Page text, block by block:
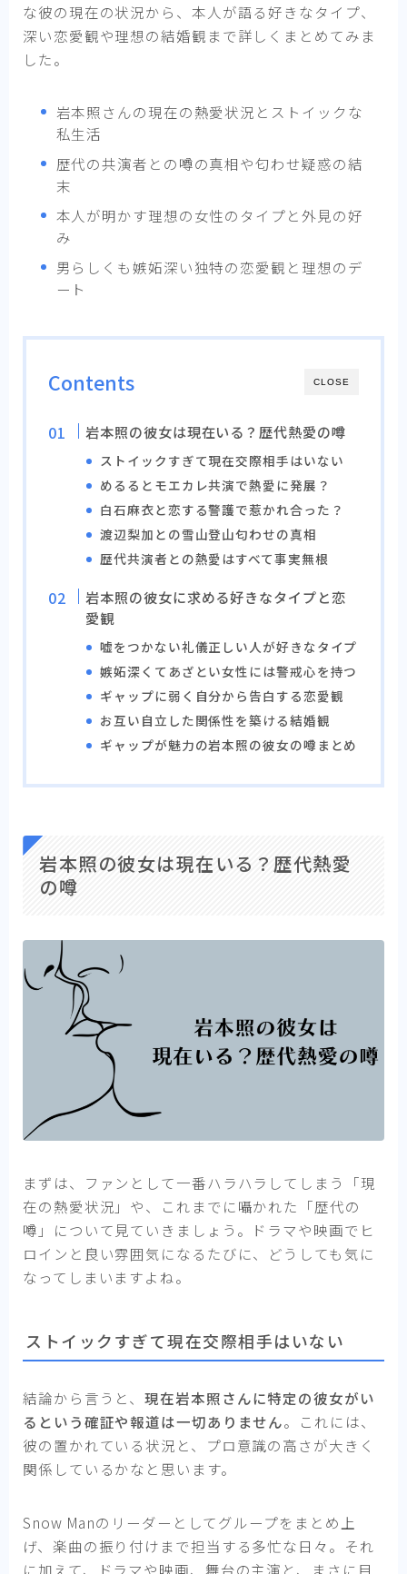
な彼の現在の状況から、本人が語る好きなタイプ、
深い恋愛観や理想の結婚観まで詳しくまとめてみま
した。
岩本照さんの現在の熱愛状況とストイックな
私生活
歴代の共演者との噂の真相や匂わせ疑惑の結
末
本人が明かす理想の女性のタイプと外見の好
み
男らしくも嫉妬深い独特の恋愛観と理想のデ
ート
CLOSE
Contents
岩本照の彼女は現在いる？歴代熱愛の噂
ストイックすぎて現在交際相手はいない
めるるとモエカレ共演で熱愛に発展？
白石麻衣と恋する警護で惹かれ合った？
渡辺梨加との雪山登山匂わせの真相
歴代共演者との熱愛はすべて事実無根
岩本照の彼女に求める好きなタイプと恋
愛観
嘘をつかない礼儀正しい人が好きなタイプ
嫉妬深くてあざとい女性には警戒心を持つ
ギャップに弱く自分から告白する恋愛観
お互い自立した関係性を築ける結婚観
ギャップが魅力の岩本照の彼女の噂まとめ
岩本照の彼女は現在いる？歴代熱愛
の噂
まずは、ファンとして一番ハラハラしてしまう「現
在の熱愛状況」や、これまでに囁かれた「歴代の
噂」について見ていきましょう。ドラマや映画でヒ
ロインと良い雰囲気になるたびに、どうしても気に
なってしまいますよね。
ストイックすぎて現在交際相手はいない
結論から言うと、現在岩本照さんに特定の彼女がい
るという確証や報道は一切ありません。これには、
彼の置かれている状況と、プロ意識の高さが大きく
関係しているかなと思います。
Snow Manのリーダーとしてグループをまとめ上
げ、楽曲の振り付けまで担当する多忙な日々。それ
に加えて、ドラマや映画、舞台の主演と、まさに目